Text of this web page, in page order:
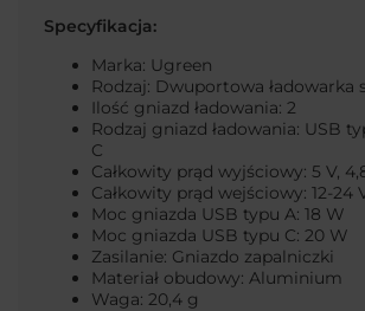
Specyfikacja:
Marka: Ugreen
Rodzaj: Dwuportowa ładowarka
Ilość gniazd ładowania: 2
Rodzaj gniazd ładowania: USB
C
Całkowity prąd wyjściowy: 5 V,
Całkowity prąd wejściowy: 12-24
Moc gniazda USB typu A: 18 W
Moc gniazda USB typu C: 20 W
Zasilanie: Gniazdo zapalniczki
Materiał obudowy: Aluminium
Waga: 20,4 g